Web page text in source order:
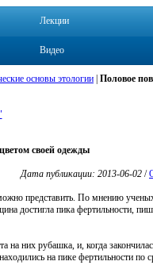
Лекции
Видео
основы этологии Половое
своей одежды
Дата публикации: 2013-06-02 /
представить. По мнению
достигла пика фертильности,
них рубашка, и, когда
на пике фертильности по